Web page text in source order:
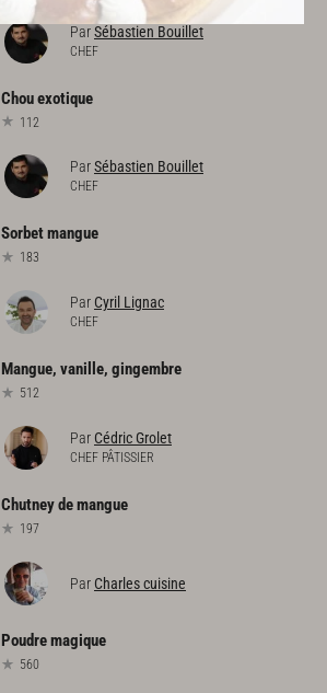
ParSébastien Bouillet
CHEF
Chouexotique
112
ParSébastien Bouillet
CHEF
Sorbetmangue
183
Par Cyril Lignac
CHEF
Mangue, vanille, gingembre
512
Par Cédric Grolet
CHEF PÂTISSIER
Chutneydemangue
197
Par Charles cuisine
Poudremagique
560